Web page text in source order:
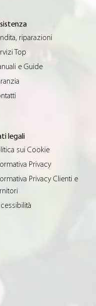
riparazioni
Top
e Guide
legali
sui Cookie
Privacy
Privacy Clienti e